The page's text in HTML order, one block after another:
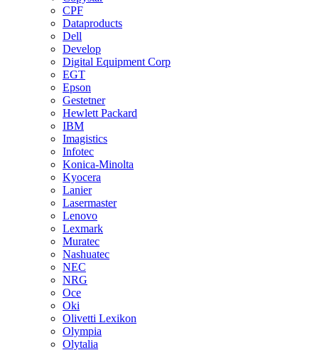
CPF
Dataproducts
Dell
Develop
Digital Equipment Corp
EGT
Epson
Gestetner
Hewlett Packard
IBM
Imagistics
Infotec
Konica-Minolta
Kyocera
Lanier
Lasermaster
Lenovo
Lexmark
Muratec
Nashuatec
NEC
NRG
Oce
Oki
Olivetti Lexikon
Olympia
Olytalia